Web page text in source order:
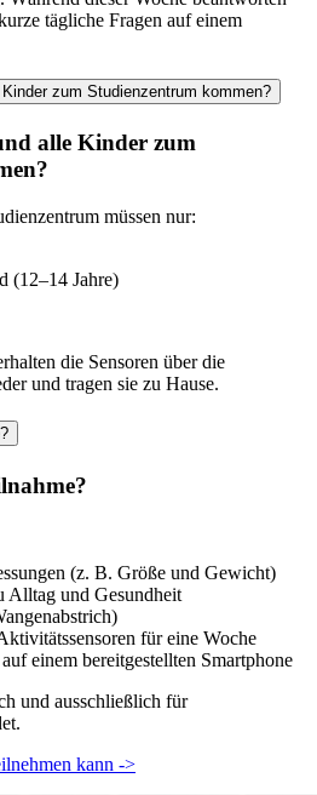
tägliche Fragen auf einem
zum Studienzentrum kommen?
alle Kinder zum
müssen nur:
(12–14 Jahre)
die Sensoren über die
und tragen sie zu Hause.
(z. B. Größe und Gewicht)
Alltag und Gesundheit
für eine Woche
einem bereitgestellten Smartphone
und ausschließlich für
kann ->